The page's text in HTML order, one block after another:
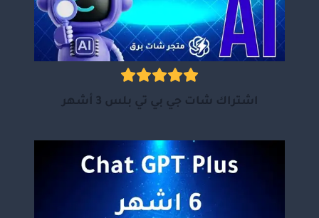
اشتراك شات جي بي تي بلس 3 أشهر